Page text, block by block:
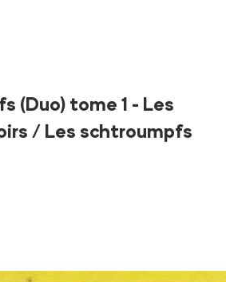
(Duo) tome 1 - Les
/ Les schtroumpfs